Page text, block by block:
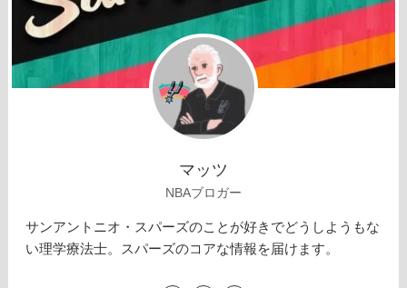
マッツ
NBAブロガー
サンアントニオ・スパーズのことが好きでどうしようもな
い理学療法士。スパーズのコアな情報を届けます。